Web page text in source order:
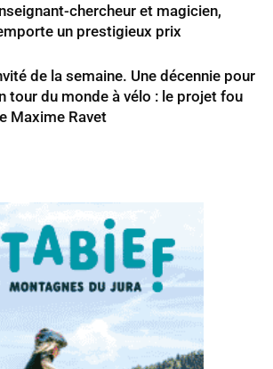
chercheur et magicien,
un prestigieux prix
de la semaine. Une décennie pour
tour du monde à vélo : le projet fou
Maxime Ravet